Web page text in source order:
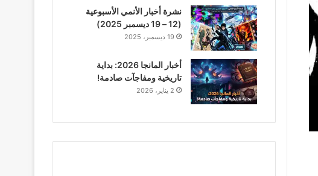
نشرة أخبار الأنمي الأسبوعية
(12 – 19 ديسمبر 2025)
19 ديسمبر، 2025
أخبار المانجا 2026: بداية
تاريخية ومفاجآت صادمة!
2 يناير، 2026